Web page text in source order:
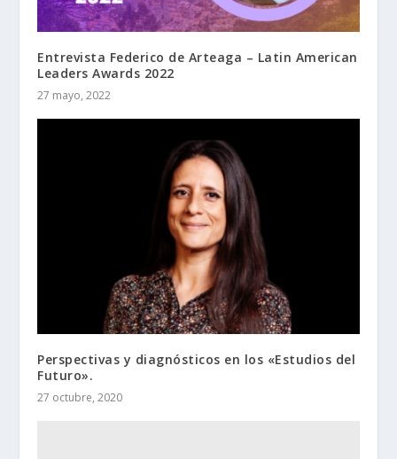
Entrevista Federico de Arteaga – Latin American
Leaders Awards 2022
27 mayo, 2022
Perspectivas y diagnósticos en los «Estudios del
Futuro».
27 octubre, 2020